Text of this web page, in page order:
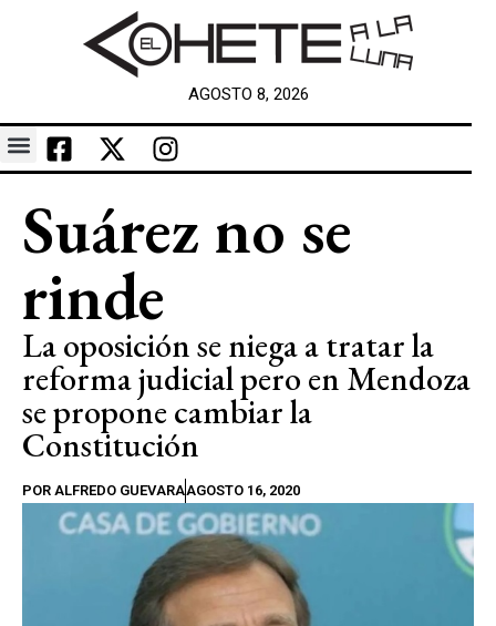
AGOSTO 8, 2026
Suárez no se
rinde
La oposición se niega a tratar la
reforma judicial pero en Mendoza
se propone cambiar la
Constitución
POR ALFREDO GUEVARAAGOSTO 16, 2020